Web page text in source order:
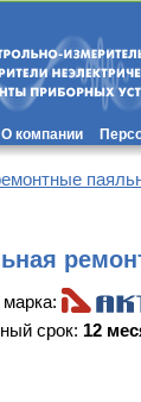
О компании
марка:
срок: 12